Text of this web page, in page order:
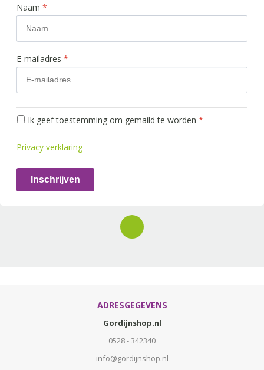
Naam *
E-mailadres *
Ik geef toestemming om gemaild te worden *
Privacy verklaring
Inschrijven
ADRESGEGEVENS
Gordijnshop.nl
0528 - 342340
info@gordijnshop.nl